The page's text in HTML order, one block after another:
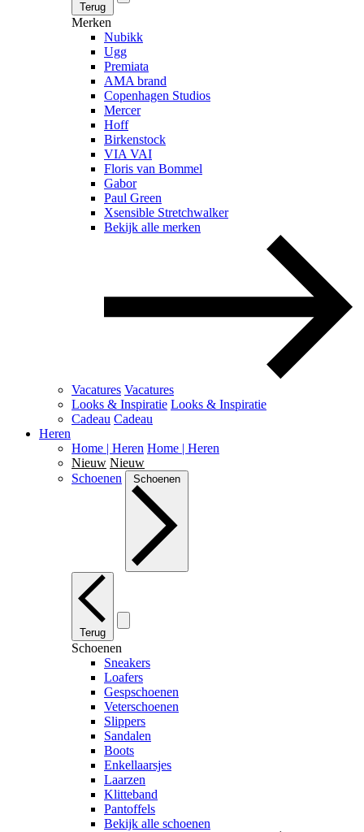
Terug
Merken
Nubikk
Ugg
Premiata
AMA brand
Copenhagen Studios
Mercer
Hoff
Birkenstock
VIA VAI
Floris van Bommel
Gabor
Paul Green
Xsensible Stretchwalker
Bekijk alle merken
Vacatures Vacatures
Looks & Inspiratie Looks & Inspiratie
Cadeau Cadeau
Heren
Home | Heren Home | Heren
Nieuw Nieuw
Schoenen
Schoenen
Terug
Schoenen
Sneakers
Loafers
Gespschoenen
Veterschoenen
Slippers
Sandalen
Boots
Enkellaarsjes
Laarzen
Klitteband
Pantoffels
Bekijk alle schoenen